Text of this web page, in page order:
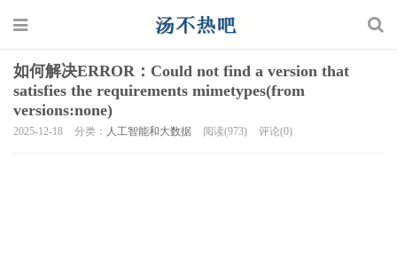
如何解决ERROR：Could not find a version that
satisfies the requirements mimetypes(from
versions:none)
2025-12-18 分类： 人工智能和大数据 阅读(973) 评论(0)